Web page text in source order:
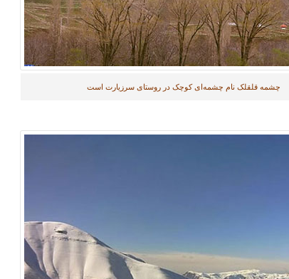
چشمه قلقلک نام چشمه‌ای کوچک در روستای سرزیارت است